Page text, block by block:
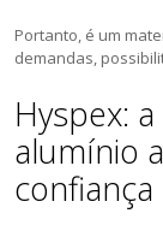
Portanto, é um
demandas,
Hyspex:
alumínio
confiança